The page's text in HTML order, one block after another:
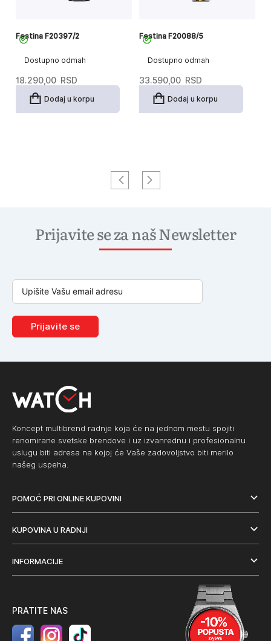
Dostupno odmah
Festina F20397/2
18.290,00 RSD
Dodaj u korpu
Dostupno odmah
Festina F20088/5
33.590,00 RSD
Dodaj u korpu
Prijavite se za naš Newsletter
Prijavite se
Koncept multibrend radnje koja će na jednom mestu spojiti
renomirane svetske brendove i uz izvanrednu i profesionalnu
uslugu biti adresa na kojoj će Vaše zadovoljstvo biti merilo
našeg uspeha.
POMOĆ PRI ONLINE KUPOVINI
KUPOVINA U RADNJI
INFORMACIJE
PRATITE NAS